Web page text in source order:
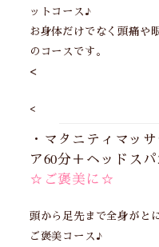
ットコース♪
お身体だけでなく頭痛や
のコースです。
<
<
・マタニティマッ
ア60分＋ヘッドス
☆ご褒美に☆
頭から足先まで全身がと
ご褒美コース♪